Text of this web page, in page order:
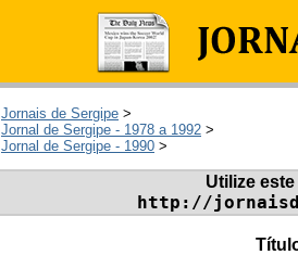
Jornais de Sergipe >
Jornal de Sergipe - 1978 a 1992 >
Jornal de Sergipe - 1990 >
Utilize
http://